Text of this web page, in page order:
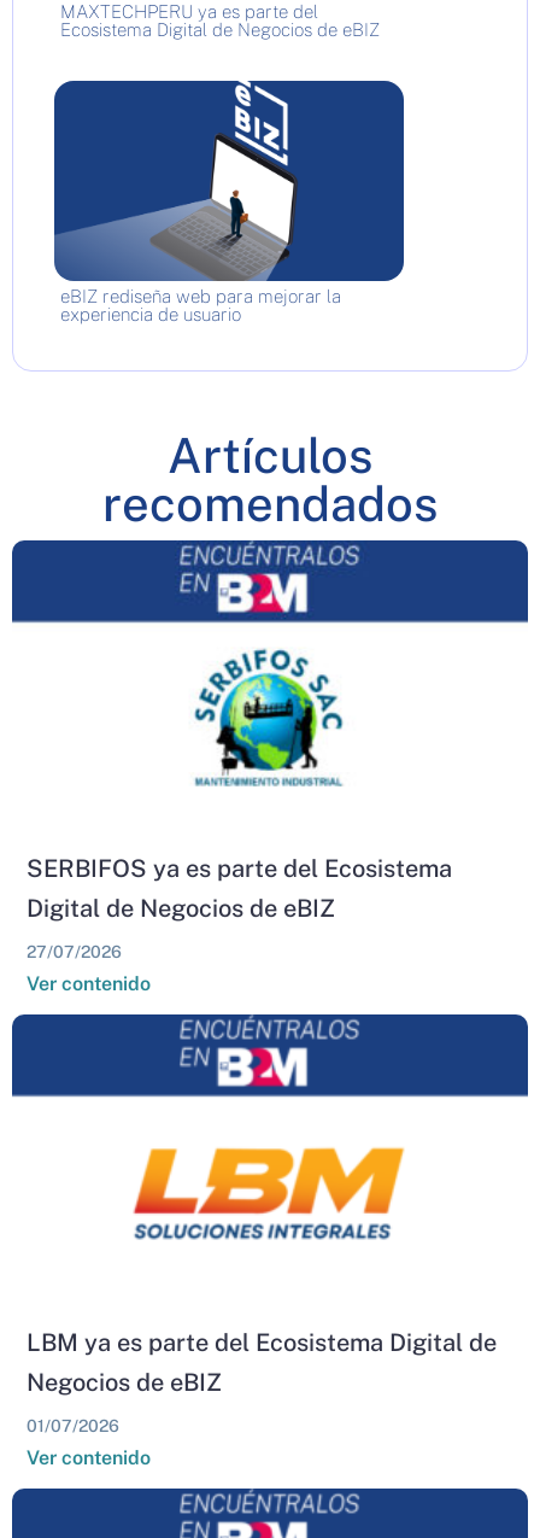
MAXTECHPERU ya es parte del
Ecosistema Digital de Negocios de eBIZ
eBIZ rediseña web para mejorar la
experiencia de usuario
Artículos
recomendados
SERBIFOS ya es parte del Ecosistema
Digital de Negocios de eBIZ
27/07/2026
Ver contenido
LBM ya es parte del Ecosistema Digital de
Negocios de eBIZ
01/07/2026
Ver contenido